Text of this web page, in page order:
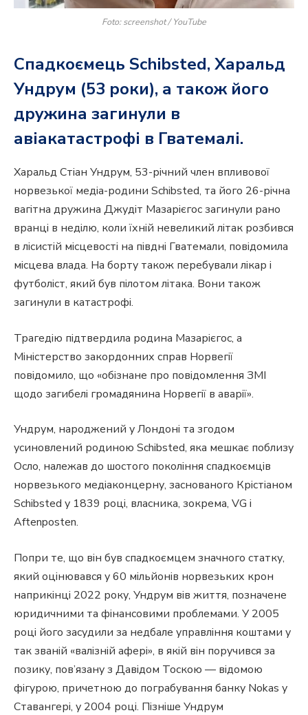
Foto: screenshot / YouTube
Спадкоємець Schibsted, Харальд
Ундрум (53 роки), а також його
дружина загинули в
авіакатастрофі в Гватемалі.
Харальд Стіан Ундрум, 53-річний член впливової
норвезької медіа-родини Schibsted, та його 26-річна
вагітна дружина Джудіт Мазарієгос загинули рано
вранці в неділю, коли їхній невеликий літак розбився
в лісистій місцевості на півдні Гватемали, повідомила
місцева влада. На борту також перебували лікар і
футболіст, який був пілотом літака. Вони також
загинули в катастрофі.
Трагедію підтвердила родина Мазарієгос, а
Міністерство закордонних справ Норвегії
повідомило, що «обізнане про повідомлення ЗМІ
щодо загибелі громадянина Норвегії в аварії».
Ундрум, народжений у Лондоні та згодом
усиновлений родиною Schibsted, яка мешкає поблизу
Осло, належав до шостого покоління спадкоємців
норвезького медіаконцерну, заснованого Крістіаном
Schibsted у 1839 році, власника, зокрема, VG і
Aftenposten.
Попри те, що він був спадкоємцем значного статку,
який оцінювався у 60 мільйонів норвезьких крон
наприкінці 2022 року, Ундрум вів життя, позначене
юридичними та фінансовими проблемами. У 2005
році його засудили за недбале управління коштами у
так званій «валізній афері», в якій він поручився за
позику, пов’язану з Давідом Тоскою — відомою
фігурою, причетною до пограбування банку Nokas у
Ставангері, у 2004 році. Пізніше Ундрум